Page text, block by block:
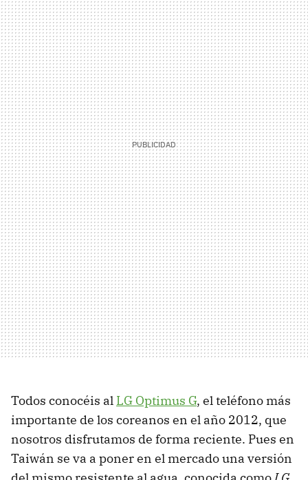
Todos conocéis al LG Optimus G, el teléfono más
importante de los coreanos en el año 2012, que
nosotros disfrutamos de forma reciente. Pues en
Taiwán se va a poner en el mercado una versión